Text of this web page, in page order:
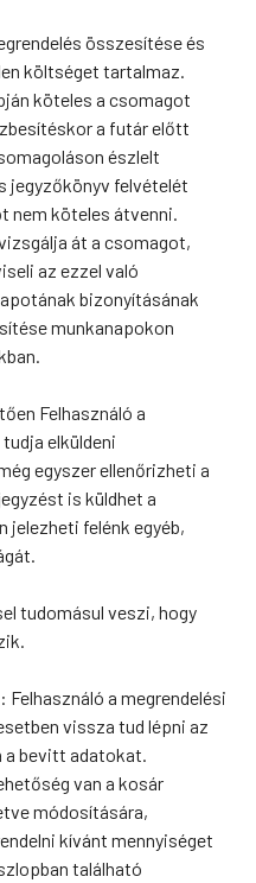
összesítése és
költséget tartalmaz.
köteles a csomagot
a futár előtt
észlelt
jegyzőkönyv felvételét
nem köteles átvenni.
át a csomagot,
az ezzel való
bizonyításának
munkanapokon
Felhasználó a
elküldeni
egyszer ellenőrizheti a
is küldhet a
jelezheti felénk egyéb,
tudomásul veszi, hogy
a megrendelési
vissza tud lépni az
a bevitt adatokat.
van a kosár
módosítására,
kívánt mennyiséget
található